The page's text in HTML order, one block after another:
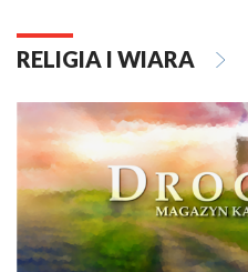
RELIGIA I WIARA